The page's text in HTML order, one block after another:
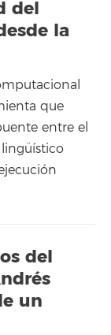
del
la
que
entre el
del
un